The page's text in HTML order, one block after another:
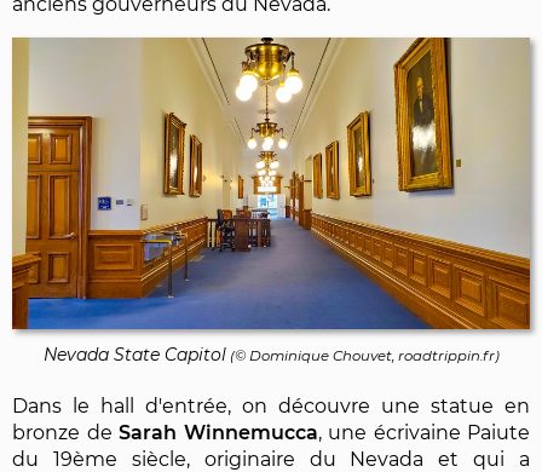
Nevada State Capitol(© Dominique Chouvet, roadtrippin.fr)
Dans le hall d'entrée, on découvre une statue en
bronze de Sarah Winnemucca, une écrivaine Paiute
du 19ème siècle, originaire du Nevada et qui a